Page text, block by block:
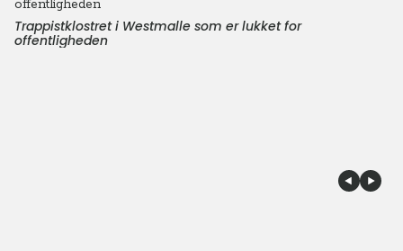
Trappistklostret i Westmalle som er lukket for
offentligheden